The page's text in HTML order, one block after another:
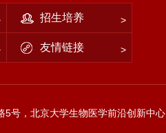
招生培养
友情链接
5号，北京大学生物医学前沿创新中心